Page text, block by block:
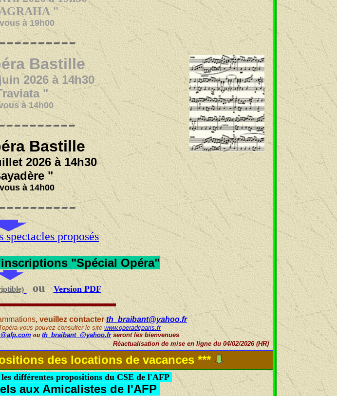
"
à 19h00
Bastille
2026 à 14h30
"
à 14h00
Bastille
2026 à 14h30
"
à 14h00
spectacles proposés
"Spécial Opéra"
ouVersion PDF
, veuillez contacterth_braibant@yahoo.fr
vous pouvez consulter le site www.operadeparis.fr
ou th_braibant @yahoo.frseront les bienvenues
Réactualisation de mise en ligne du 04/02/2026 (HR)
des locations de vacances ***
les différentes propositions du CSE de l'AFP
aux Amicalistes de l'AFP